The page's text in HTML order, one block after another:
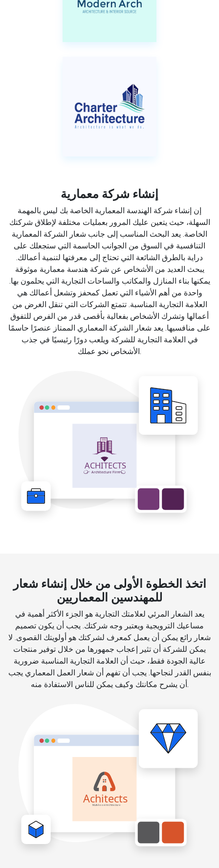
إنشاء شركة معمارية
إن إنشاء شركة الهندسة المعمارية الخاصة بك ليس بالمهمة
السهلة، حيث يتعين عليك المرور بعمليات مختلفة لإطلاق شركتك
الخاصة. يعد البحث المناسب إلى جانب شعار الشركة المعمارية
التنافسية في السوق من الجوانب الحاسمة التي ستجعلك على
دراية بالطرق الشائعة التي تحتاج إلى معرفتها لتنمية أعمالك.
يبحث العديد من الأشخاص عن شركة هندسة معمارية موثوقة
يمكنها بناء المنازل والمكاتب والساحات التجارية التي يحلمون بها.
واحدة من أهم الأشياء التي تعمل كمحفز وتشعل أعمالك هي
العلامة التجارية المناسبة. تتمتع الشركات التي تنقل الغرض من
أعمالها وتشرك الأشخاص بفعالية بأقصى قدر من الفرص للتفوق
على منافسيها. يعد شعار الشركة المعماري الممتاز عنصرًا حاسمًا
في العلامة التجارية للشركة ويلعب دورًا رئيسيًا في جذب
الأشخاص نحو عملك.
اتخذ الخطوة الأولى من خلال إنشاء شعار
للمهندسين المعماريين
يعد الشعار المرئي لعلامتك التجارية هو الجزء الأكثر أهمية في
مساعيك الترويجية ويعتبر وجه شركتك. يجب أن يكون تصميم
شعار رائع يمكن أن يعمل كمعرف لشركتك هو أولويتك القصوى. لا
يمكن للشركة أن تثير إعجاب جمهورها من خلال توفير منتجات
عالية الجودة فقط، حيث أن العلامة التجارية المناسبة ضرورية
بنفس القدر لنجاحها. يجب أن تفهم أن شعار العمل المعماري يجب
أن يشرح مكانتك وكيف يمكن للناس الاستفادة منه.